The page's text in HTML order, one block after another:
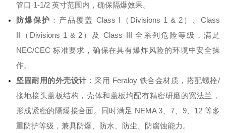
管口 1-1/2 英寸范围内，确保隔爆效果。
防爆保护 ：产品覆盖 Class I（Divisions 1 & 2）、Class
II（Divisions 1 & 2）及 Class III 全系列危险等级，满足
NEC/CEC 标准要求，确保在具有爆炸风险的环境中安全操
作。
坚固耐用的外壳设计 ：采用 Feraloy 铁合金材质，搭配螺栓/
接地接头盖板结构，壳体和盖板均配有精密研磨的宽法兰，
形成紧密的隔爆接合面。同时满足 NEMA 3、7、9、12 等多
重防护等级，兼具防爆、防水、防尘、防腐蚀能力 。